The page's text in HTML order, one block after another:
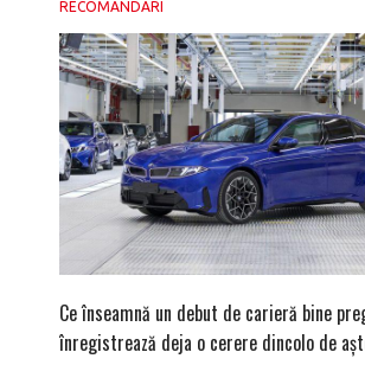
RECOMANDARI
Ce înseamnă un debut de carieră bine
înregistrează deja o cerere dincolo de